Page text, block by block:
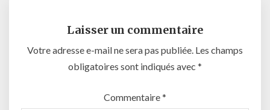
Laisser un commentaire
Votre adresse e-mail ne sera pas publiée. Les champs
obligatoires sont indiqués avec *
Commentaire*